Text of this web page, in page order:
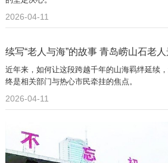
2026-04-11
续写“老人与海”的故事 青岛崂山石老
近年来，如何让这段跨越千年的山海羁绊延续
终是相关部门与热心市民牵挂的焦点。
2026-04-11